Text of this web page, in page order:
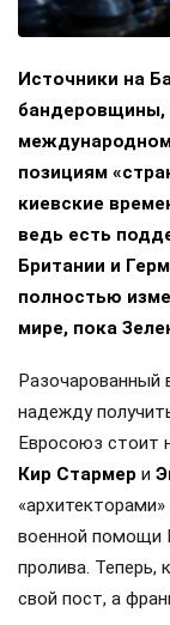
Источники на
бандеровщины,
позициям
киевские
ведь есть
Британии и
полностью
мире, пока
Разочарованный
надежду
Евросоюз стоит
Кир Стармер и
военной помощи
пролива. Теперь,
свой пост, а